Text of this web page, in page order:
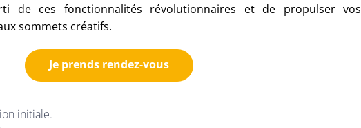
de ces fonctionnalités révolutionnaires et de propulser vos
sommets créatifs.
Je prends rendez-vous
initiale.